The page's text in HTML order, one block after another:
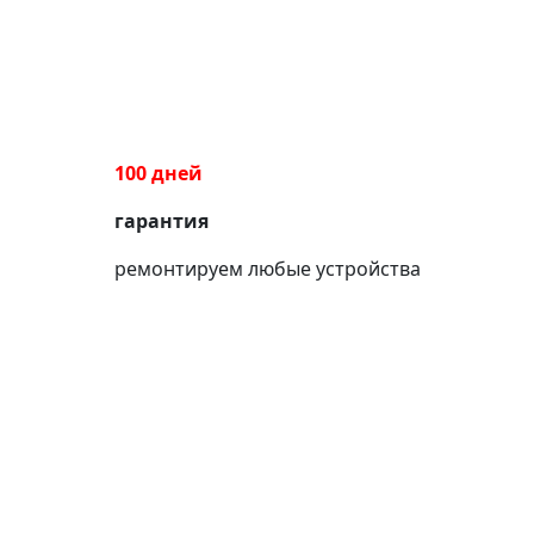
100 дней
гарантия
ремонтируем любые устройства